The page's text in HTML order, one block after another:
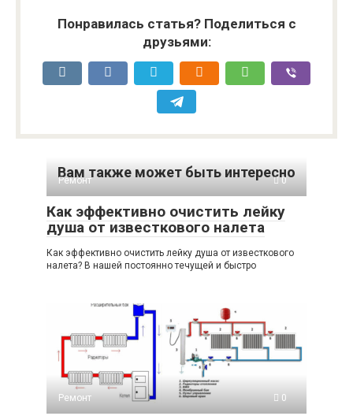
Понравилась статья? Поделиться с
друзьями:
Вам также может быть интересно
Ремонт 0
Как эффективно очистить лейку
душа от известкового налета
Как эффективно очистить лейку душа от известкового
налета? В нашей постоянно течущей и быстро
Ремонт 0